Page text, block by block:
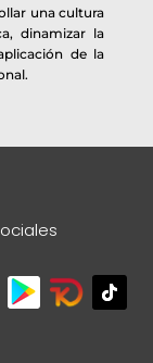
una cultura
dinamizar la
de la